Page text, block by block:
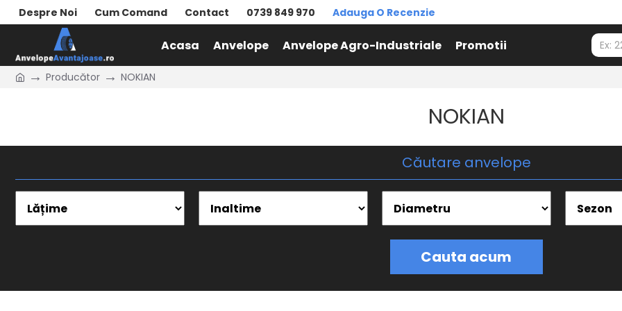
Despre Noi Cum Comand Contact 0739 849 970 Adauga O Recenzie
Acasa Anvelope Anvelope Agro-Industriale Promotii
Producător NOKIAN
NOKIAN
Căutare anvelope
Cauta acum